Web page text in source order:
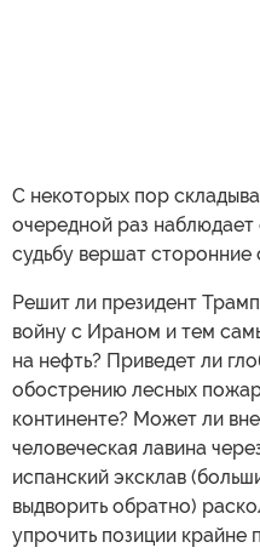
С некоторых пор
очередной раз наблюдает
судьбу вершат сторонние
Решит ли президент
войну с Ираном и тем
на нефть? Приведет ли
обострению лесных
континенте? Может ли
человеческая лавина
испанский эксклав
выдворить обратно)
упрочить позиции крайне